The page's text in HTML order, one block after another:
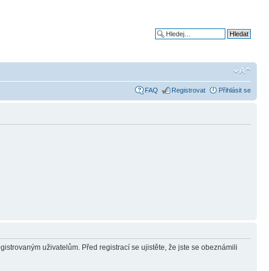
FAQ Registrovat Přihlásit se
uživatelům. Před registrací se ujistěte, že jste se obeznámili